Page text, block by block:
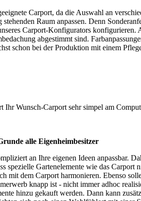
Carport, da die Auswahl an
Raum anpassen. Denn
Carport-Konfigurators
abgestimmt sind.
schon bei der Produktion mit einem
Ihr Wunsch-Carport sehr simpel am
alle Eigenheimbesitzer
an Ihre eigenen Ideen anpassbar.
spezielle Gartenelemente wie das
mit dem Carport harmonieren. Ebenso
knapp ist - nicht immer adhoc
hinzu gekauft werden. Dann kann